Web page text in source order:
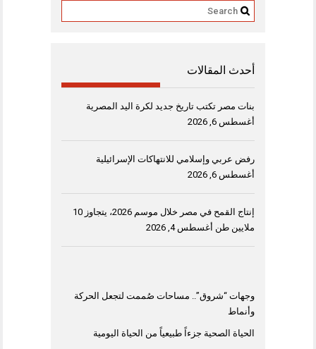
أحدث المقالات
بنات مصر تكتب تاريخ جديد لكرة اليد المصرية
أغسطس 6, 2026
رفض عربي وإسلامي للانتهاكات الإسرائيلية
أغسطس 6, 2026
إنتاج القمح في مصر خلال موسم 2026، يتجاوز 10
ملايين طن أغسطس 4, 2026
وجهات “شروق”.. مساحات صُممت لتجعل الحركة
وأنماط
الحياة الصحية جزءاً طبيعياً من الحياة اليومية